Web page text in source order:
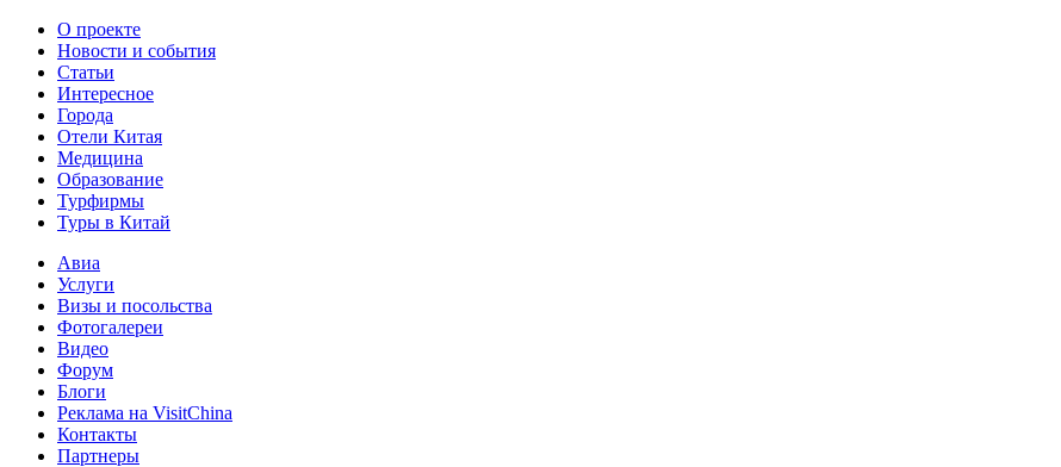
О проекте
Новости и события
Статьи
Интересное
Города
Отели Китая
Медицина
Образование
Турфирмы
Туры в Китай
Авиа
Услуги
Визы и посольства
Фотогалереи
Видео
Форум
Блоги
Реклама на VisitChina
Контакты
Партнеры